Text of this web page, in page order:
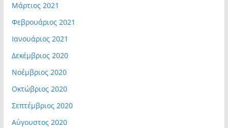
Μάρτιος 2021
Φεβρουάριος 2021
Ιανουάριος 2021
Δεκέμβριος 2020
Νοέμβριος 2020
Οκτώβριος 2020
Σεπτέμβριος 2020
Αύγουστος 2020